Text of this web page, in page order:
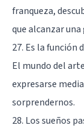
franqueza,
que alcanzar
27. Es la función
El mundo del
expresarse
sorprendernos.
28. Los sueños